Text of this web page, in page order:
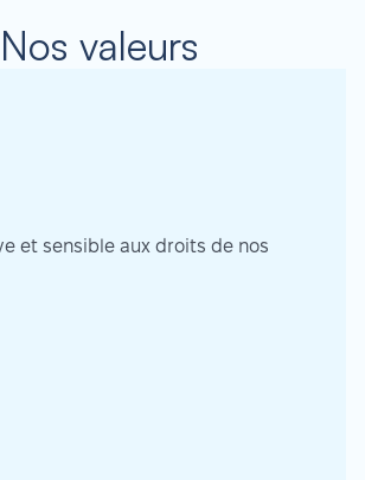
Nos valeurs
et sensible aux droits de nos